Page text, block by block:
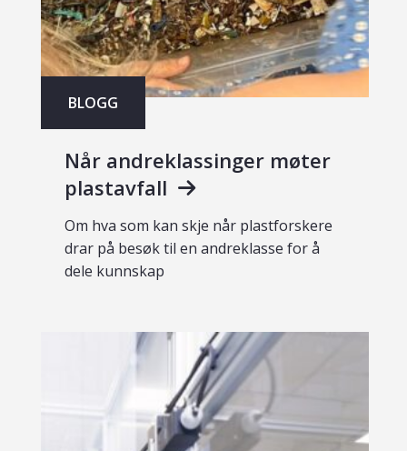
BLOGG
Når andreklassinger møter
plastavfall
Om hva som kan skje når plastforskere
drar på besøk til en andreklasse for å
dele kunnskap